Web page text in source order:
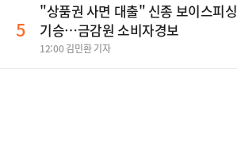
5
"상품권 사면 대출" 신종 보이스피싱
기승…금감원 소비자경보
12:00 김민환 기자